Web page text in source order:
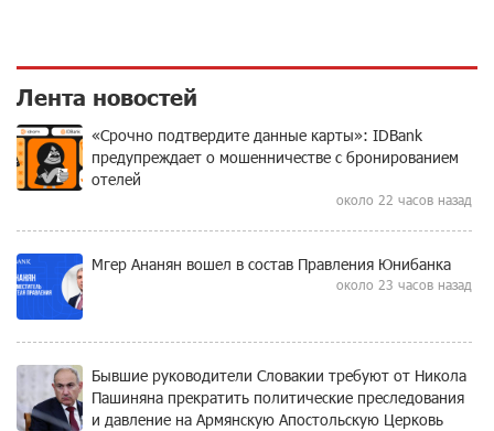
Лента новостей
«Срочно подтвердите данные карты»: IDBank
предупреждает о мошенничестве с бронированием
отелей
около 22 часов назад
Мгер Ананян вошел в состав Правления Юнибанка
около 23 часов назад
Бывшие руководители Словакии требуют от Никола
Пашиняна прекратить политические преследования
и давление на Армянскую Апостольскую Церковь